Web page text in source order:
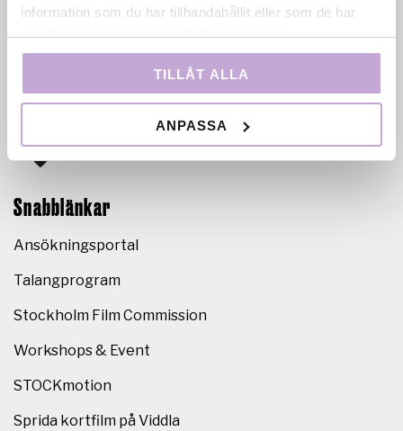
information som du har tillhandahållit eller som de har
samlat in när du har använt deras tjänster.
TILLÅT ALLA
ANPASSA
talangutveckling. Bolaget ägs av Region Stockholm
och drivs i nära samarbete med Stockholms stad.
Snabblänkar
Ansökningsportal
Talangprogram
Stockholm Film Commission
Workshops & Event
STOCKmotion
Sprida kortfilm på Viddla